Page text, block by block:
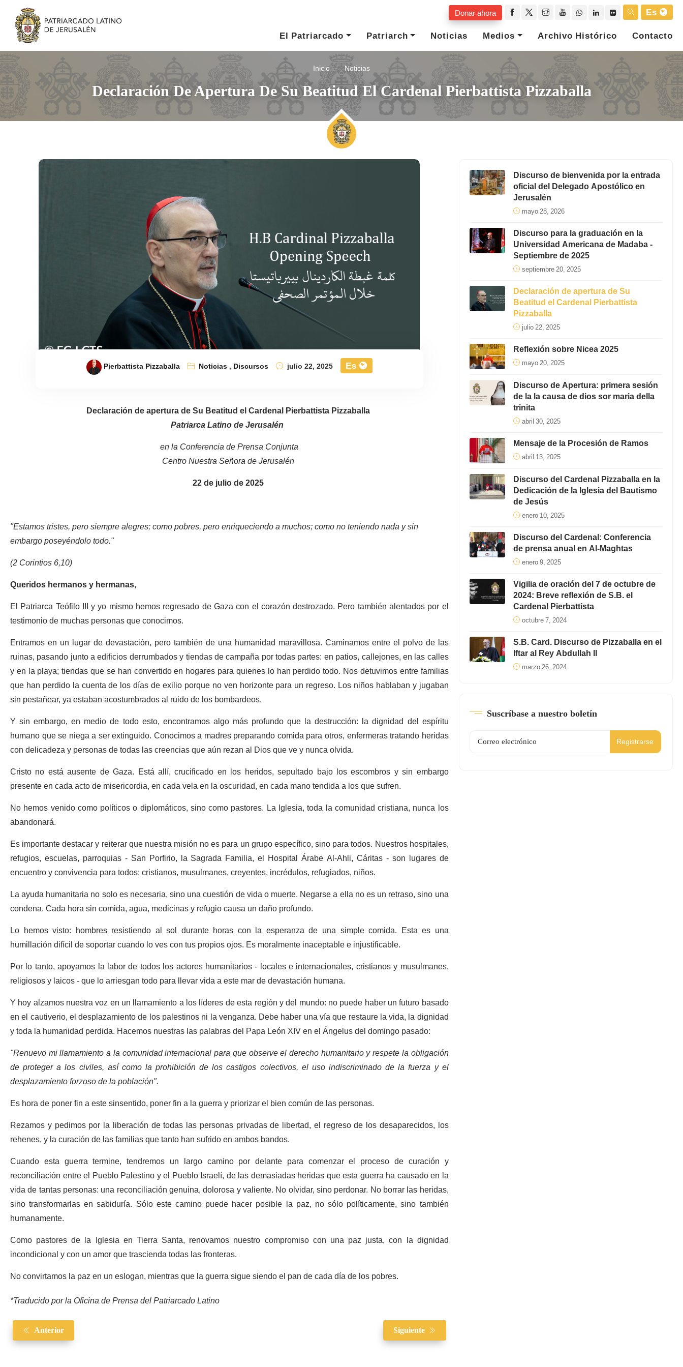
Donar ahora
Es
El Patriarcado
Patriarch Noticias Medios Archivo Histórico Contacto
Inicio Noticias
Declaración De Apertura De Su Beatitud El Cardenal Pierbattista Pizzaballa
Pierbattista Pizzaballa Noticias, Discursos julio 22, 2025 Es
Declaración de apertura de Su Beatitud el Cardenal Pierbattista Pizzaballa
Patriarca Latino de Jerusalén
en la Conferencia de Prensa Conjunta
Centro Nuestra Señora de Jerusalén
22 de julio de 2025
"Estamos tristes, pero siempre alegres; como pobres, pero enriqueciendo a muchos; como no teniendo nada y sin
embargo poseyéndolo todo."
(2 Corintios 6,10)
Queridos hermanos y hermanas,
El Patriarca Teófilo III y yo mismo hemos regresado de Gaza con el corazón destrozado. Pero también alentados por el
testimonio de muchas personas que conocimos.
Entramos en un lugar de devastación, pero también de una humanidad maravillosa. Caminamos entre el polvo de las
ruinas, pasando junto a edificios derrumbados y tiendas de campaña por todas partes: en patios, callejones, en las calles
y en la playa; tiendas que se han convertido en hogares para quienes lo han perdido todo. Nos detuvimos entre familias
que han perdido la cuenta de los días de exilio porque no ven horizonte para un regreso. Los niños hablaban y jugaban
sin pestañear, ya estaban acostumbrados al ruido de los bombardeos.
Y sin embargo, en medio de todo esto, encontramos algo más profundo que la destrucción: la dignidad del espíritu
humano que se niega a ser extinguido. Conocimos a madres preparando comida para otros, enfermeras tratando heridas
con delicadeza y personas de todas las creencias que aún rezan al Dios que ve y nunca olvida.
Cristo no está ausente de Gaza. Está allí, crucificado en los heridos, sepultado bajo los escombros y sin embargo
presente en cada acto de misericordia, en cada vela en la oscuridad, en cada mano tendida a los que sufren.
No hemos venido como políticos o diplomáticos, sino como pastores. La Iglesia, toda la comunidad cristiana, nunca los
abandonará.
Es importante destacar y reiterar que nuestra misión no es para un grupo específico, sino para todos. Nuestros hospitales,
refugios, escuelas, parroquias - San Porfirio, la Sagrada Familia, el Hospital Árabe Al-Ahli, Cáritas - son lugares de
encuentro y convivencia para todos: cristianos, musulmanes, creyentes, incrédulos, refugiados, niños.
La ayuda humanitaria no solo es necesaria, sino una cuestión de vida o muerte. Negarse a ella no es un retraso, sino una
condena. Cada hora sin comida, agua, medicinas y refugio causa un daño profundo.
Lo hemos visto: hombres resistiendo al sol durante horas con la esperanza de una simple comida. Esta es una
humillación difícil de soportar cuando lo ves con tus propios ojos. Es moralmente inaceptable e injustificable.
Por lo tanto, apoyamos la labor de todos los actores humanitarios - locales e internacionales, cristianos y musulmanes,
religiosos y laicos - que lo arriesgan todo para llevar vida a este mar de devastación humana.
Y hoy alzamos nuestra voz en un llamamiento a los líderes de esta región y del mundo: no puede haber un futuro basado
en el cautiverio, el desplazamiento de los palestinos ni la venganza. Debe haber una vía que restaure la vida, la dignidad
y toda la humanidad perdida. Hacemos nuestras las palabras del Papa León XIV en el Ángelus del domingo pasado:
"Renuevo mi llamamiento a la comunidad internacional para que observe el derecho humanitario y respete la obligación
de proteger a los civiles, así como la prohibición de los castigos colectivos, el uso indiscriminado de la fuerza y el
desplazamiento forzoso de la población".
Es hora de poner fin a este sinsentido, poner fin a la guerra y priorizar el bien común de las personas.
Rezamos y pedimos por la liberación de todas las personas privadas de libertad, el regreso de los desaparecidos, los
rehenes, y la curación de las familias que tanto han sufrido en ambos bandos.
Cuando esta guerra termine, tendremos un largo camino por delante para comenzar el proceso de curación y
reconciliación entre el Pueblo Palestino y el Pueblo Israelí, de las demasiadas heridas que esta guerra ha causado en la
vida de tantas personas: una reconciliación genuina, dolorosa y valiente. No olvidar, sino perdonar. No borrar las heridas,
sino transformarlas en sabiduría. Sólo este camino puede hacer posible la paz, no sólo políticamente, sino también
humanamente.
Como pastores de la Iglesia en Tierra Santa, renovamos nuestro compromiso con una paz justa, con la dignidad
incondicional y con un amor que trascienda todas las fronteras.
No convirtamos la paz en un eslogan, mientras que la guerra sigue siendo el pan de cada día de los pobres.
*Traducido por la Oficina de Prensa del Patriarcado Latino
Anterior Siguiente
Discurso de bienvenida por la entrada
oficial del Delegado Apostólico en
Jerusalén
mayo 28, 2026
Discurso para la graduación en la
Universidad Americana de Madaba -
Septiembre de 2025
septiembre 20, 2025
Declaración de apertura de Su
Beatitud el Cardenal Pierbattista
Pizzaballa
julio 22, 2025
Reflexión sobre Nicea 2025
mayo 20, 2025
Discurso de Apertura: primera sesión
de la la causa de dios sor maria della
trinita
abril 30, 2025
Mensaje de la Procesión de Ramos
abril 13, 2025
Discurso del Cardenal Pizzaballa en la
Dedicación de la Iglesia del Bautismo
de Jesús
enero 10, 2025
Discurso del Cardenal: Conferencia
de prensa anual en Al-Maghtas
enero 9, 2025
Vigilia de oración del 7 de octubre de
2024: Breve reflexión de S.B. el
Cardenal Pierbattista
octubre 7, 2024
S.B. Card. Discurso de Pizzaballa en el
Iftar al Rey Abdullah II
marzo 26, 2024
Suscríbase a nuestro boletín
Registrarse